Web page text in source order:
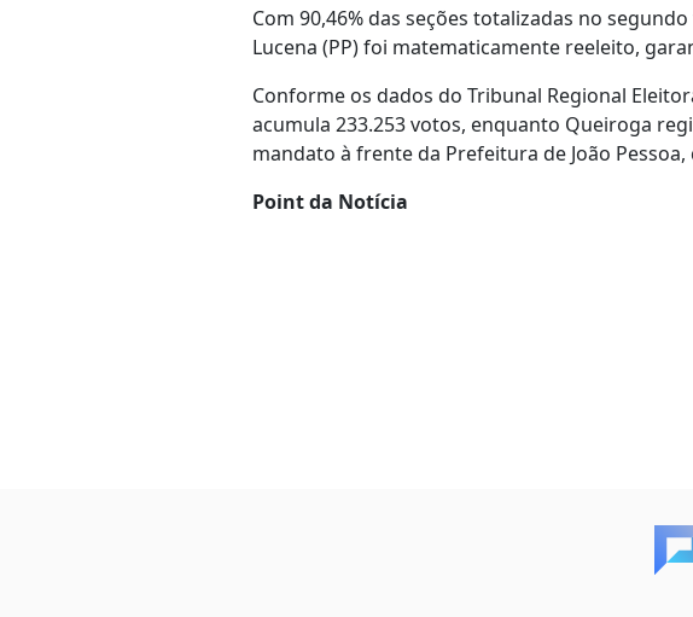
Com 90,46% das seções totalizadas no
Lucena (PP) foi matematicamente reeleito,
Conforme os dados do Tribunal Regional
acumula 233.253 votos, enquanto Queiroga
mandato à frente da Prefeitura de João
Point da Notícia